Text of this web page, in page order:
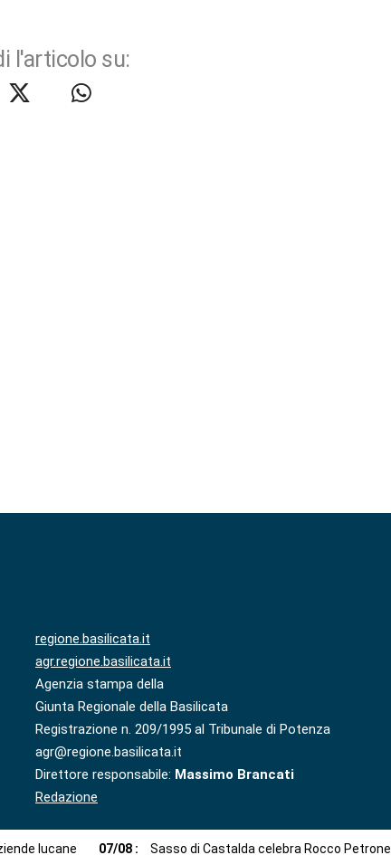
l'articolo su:
regione.basilicata.it
agr.regione.basilicata.it
Agenzia stampa della
Giunta Regionale della Basilicata
Registrazione n. 209/1995 al Tribunale di Potenza
agr@regione.basilicata.it
Direttore responsabile: Massimo Brancati
Redazione
lucane 07/08 : Sasso di Castalda celebra Rocco Petrone